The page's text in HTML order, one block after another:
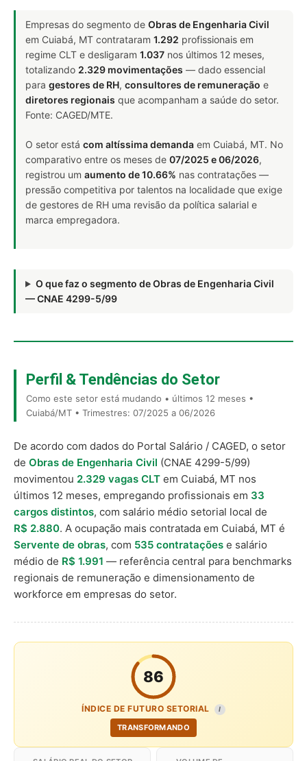
Empresas do segmento de Obras de Engenharia Civil
em Cuiabá, MT contrataram 1.292 profissionais em
regime CLT e desligaram 1.037 nos últimos 12 meses,
totalizando 2.329 movimentações — dado essencial
para gestores de RH, consultores de remuneração e
diretores regionais que acompanham a saúde do setor.
Fonte: CAGED/MTE.
O setor está com altíssima demanda em Cuiabá, MT. No
comparativo entre os meses de 07/2025 e 06/2026,
registrou um aumento de 10.66% nas contratações —
pressão competitiva por talentos na localidade que exige
de gestores de RH uma revisão da política salarial e
marca empregadora.
O que faz o segmento de Obras de Engenharia Civil
— CNAE 4299-5/99
Perfil & Tendências do Setor
Como este setor está mudando • últimos 12 meses •
Cuiabá/MT • Trimestres: 07/2025 a 06/2026
De acordo com dados do Portal Salário / CAGED, o setor
de Obras de Engenharia Civil (CNAE 4299-5/99)
movimentou 2.329 vagas CLT em Cuiabá, MT nos
últimos 12 meses, empregando profissionais em 33
cargos distintos, com salário médio setorial local de
R$ 2.880. A ocupação mais contratada em Cuiabá, MT é
Servente de obras, com 535 contratações e salário
médio de R$ 1.991 — referência central para benchmarks
regionais de remuneração e dimensionamento de
workforce em empresas do setor.
86
ÍNDICE DE FUTURO SETORIAL I
TRANSFORMANDO